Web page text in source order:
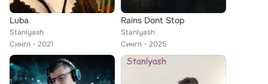
Luba
Stanlyash
Сингл
2021
Rains Dont Stop
Stanlyash
Сингл
2025